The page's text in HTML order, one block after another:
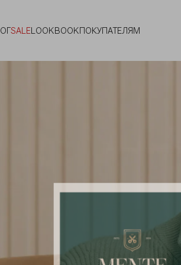
SALELOOKBOOKПОКУПАТЕЛЯМ